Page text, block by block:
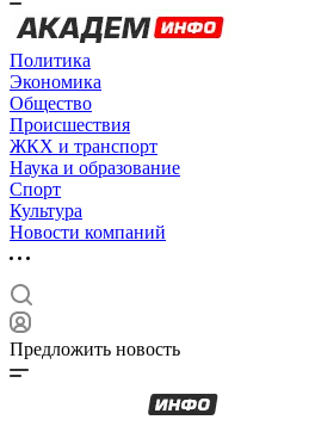
Политика
Экономика
Общество
Происшествия
ЖКХ и транспорт
Наука и образование
Спорт
Культура
Новости компаний
Предложить новость